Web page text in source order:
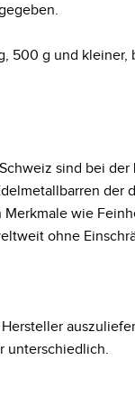
500 g und kleiner,
sind bei
der
wie
ohne
unterschiedlich.